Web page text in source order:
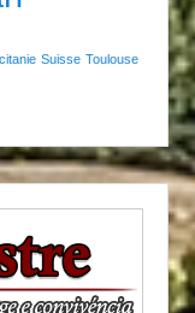
Suisse Toulouse